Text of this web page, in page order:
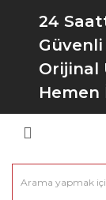
24
Güvenli
Orijinal
Hemen